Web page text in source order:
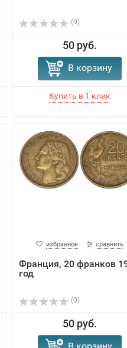
(0)
50 руб.
В корзину
избранное сравнить
Франция, 20 франков
год
(0)
50 руб.
В корзину